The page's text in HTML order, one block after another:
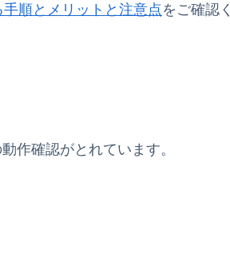
順とメリットと注意点をご確認く
作確認がとれています。